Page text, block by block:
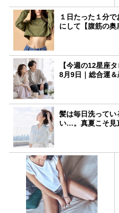
１日たった１分
にして【腹筋の
【今週の12星座
8月9日｜総合運
髪は毎日洗ってい
い…。真夏こそ見